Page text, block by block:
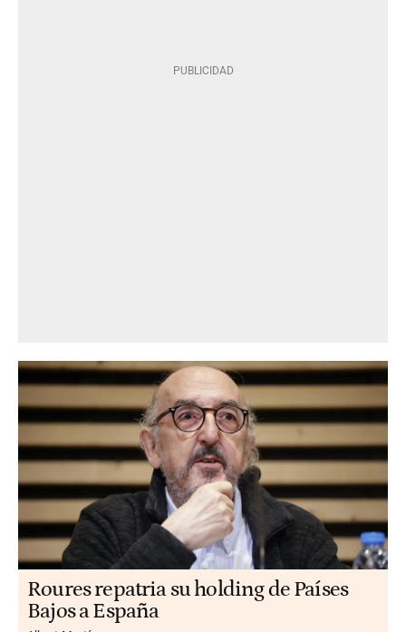
Roures repatria su holding de Países
Bajos a España